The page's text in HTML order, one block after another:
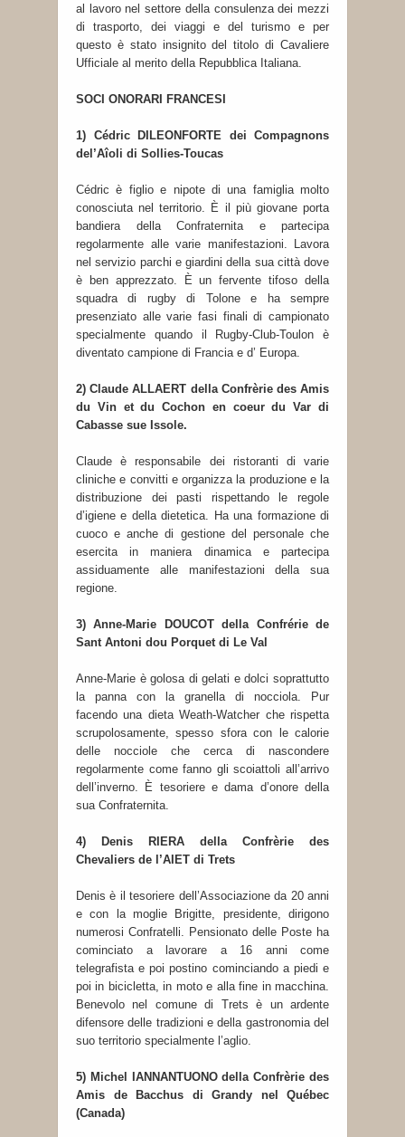
al lavoro nel settore della consulenza dei mezzi
di trasporto, dei viaggi e del turismo e per
questo è stato insignito del titolo di Cavaliere
Ufficiale al merito della Repubblica Italiana.
SOCI ONORARI FRANCESI
1) Cédric DILEONFORTE dei Compagnons
del’Aîoli di Sollies-Toucas
Cédric è figlio e nipote di una famiglia molto
conosciuta nel territorio. È il più giovane porta
bandiera della Confraternita e partecipa
regolarmente alle varie manifestazioni. Lavora
nel servizio parchi e giardini della sua città dove
è ben apprezzato. È un fervente tifoso della
squadra di rugby di Tolone e ha sempre
presenziato alle varie fasi finali di campionato
specialmente quando il Rugby-Club-Toulon è
diventato campione di Francia e d’ Europa.
2) Claude ALLAERT della Confrèrie des Amis
du Vin et du Cochon en coeur du Var di
Cabasse sue Issole.
Claude è responsabile dei ristoranti di varie
cliniche e convitti e organizza la produzione e la
distribuzione dei pasti rispettando le regole
d’igiene e della dietetica. Ha una formazione di
cuoco e anche di gestione del personale che
esercita in maniera dinamica e partecipa
assiduamente alle manifestazioni della sua
regione.
3) Anne-Marie DOUCOT della Confrérie de
Sant Antoni dou Porquet di Le Val
Anne-Marie è golosa di gelati e dolci soprattutto
la panna con la granella di nocciola. Pur
facendo una dieta Weath-Watcher che rispetta
scrupolosamente, spesso sfora con le calorie
delle nocciole che cerca di nascondere
regolarmente come fanno gli scoiattoli all’arrivo
dell’inverno. È tesoriere e dama d’onore della
sua Confraternita.
4) Denis RIERA della Confrèrie des
Chevaliers de l’AIET di Trets
Denis è il tesoriere dell’Associazione da 20 anni
e con la moglie Brigitte, presidente, dirigono
numerosi Confratelli. Pensionato delle Poste ha
cominciato a lavorare a 16 anni come
telegrafista e poi postino cominciando a piedi e
poi in bicicletta, in moto e alla fine in macchina.
Benevolo nel comune di Trets è un ardente
difensore delle tradizioni e della gastronomia del
suo territorio specialmente l’aglio.
5) Michel IANNANTUONO della Confrèrie des
Amis de Bacchus di Grandy nel Québec
(Canada)